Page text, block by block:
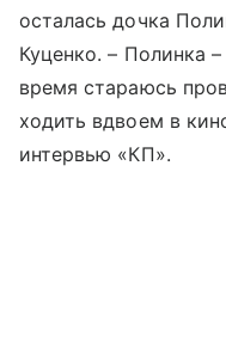
осталась дочка
Куценко. – Полинка
время стараюсь
ходить вдвоем в
интервью «КП».